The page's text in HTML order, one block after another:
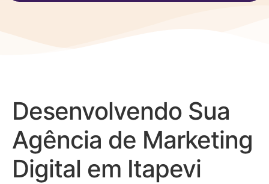
Desenvolvendo Sua
Agência de Marketing
Digital em Itapevi